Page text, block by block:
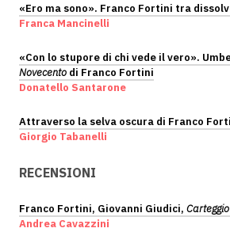
«Ero ma sono». Franco Fortini tra
Franca Mancinelli
«Con lo stupore di chi vede il vero».
Novecento di Franco Fortini
Donatello Santarone
Attraverso la selva oscura di Franco
Giorgio Tabanelli
RECENSIONI
Franco Fortini, Giovanni Giudici,
Andrea Cavazzini